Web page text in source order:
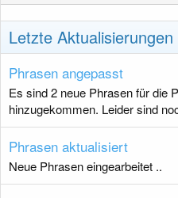
Letzte Aktualisierungen
Phrasen angepasst
Es sind 2 neue Phrasen für die
hinzugekommen. Leider sind
Phrasen aktualisiert
Neue Phrasen eingearbeitet ..